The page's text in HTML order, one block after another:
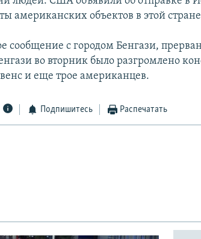
американских объектов в этой
сообщение с городом Бенгази,
во вторник было разгромлено
и еще трое американцев.
Подпишитесь Распечатать